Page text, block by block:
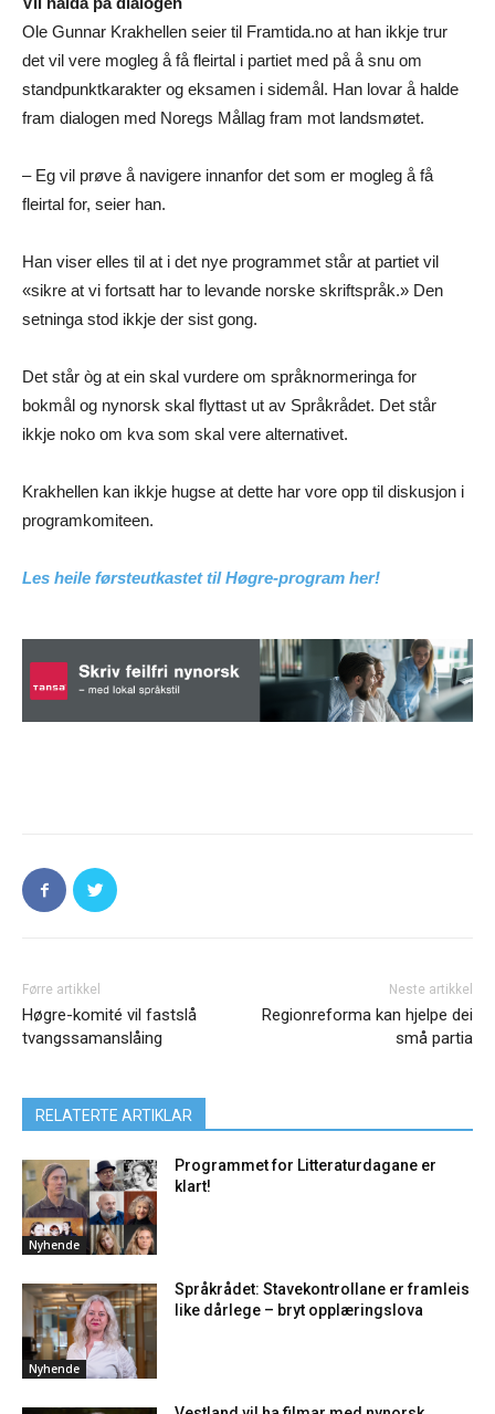
Ole Gunnar Krakhellen seier til Framtida.no at han ikkje trur
det vil vere mogleg å få fleirtal i partiet med på å snu om
standpunktkarakter og eksamen i sidemål. Han lovar å halde
fram dialogen med Noregs Mållag fram mot landsmøtet.
– Eg vil prøve å navigere innanfor det som er mogleg å få
fleirtal for, seier han.
Han viser elles til at i det nye programmet står at partiet vil
«sikre at vi fortsatt har to levande norske skriftspråk.» Den
setninga stod ikkje der sist gong.
Det står òg at ein skal vurdere om språknormeringa for
bokmål og nynorsk skal flyttast ut av Språkrådet. Det står
ikkje noko om kva som skal vere alternativet.
Krakhellen kan ikkje hugse at dette har vore opp til diskusjon i
programkomiteen.
Les heile førsteutkastet til Høgre-program her!
Førre artikkel
Høgre-komité vil fastslå
tvangssamanslåing
Neste artikkel
Regionreforma kan hjelpe dei
små partia
RELATERTE ARTIKLAR
Nyhende
Programmet for Litteraturdagane er
klart!
Nyhende
Språkrådet: Stavekontrollane er framleis
like dårlege – bryt opplæringslova